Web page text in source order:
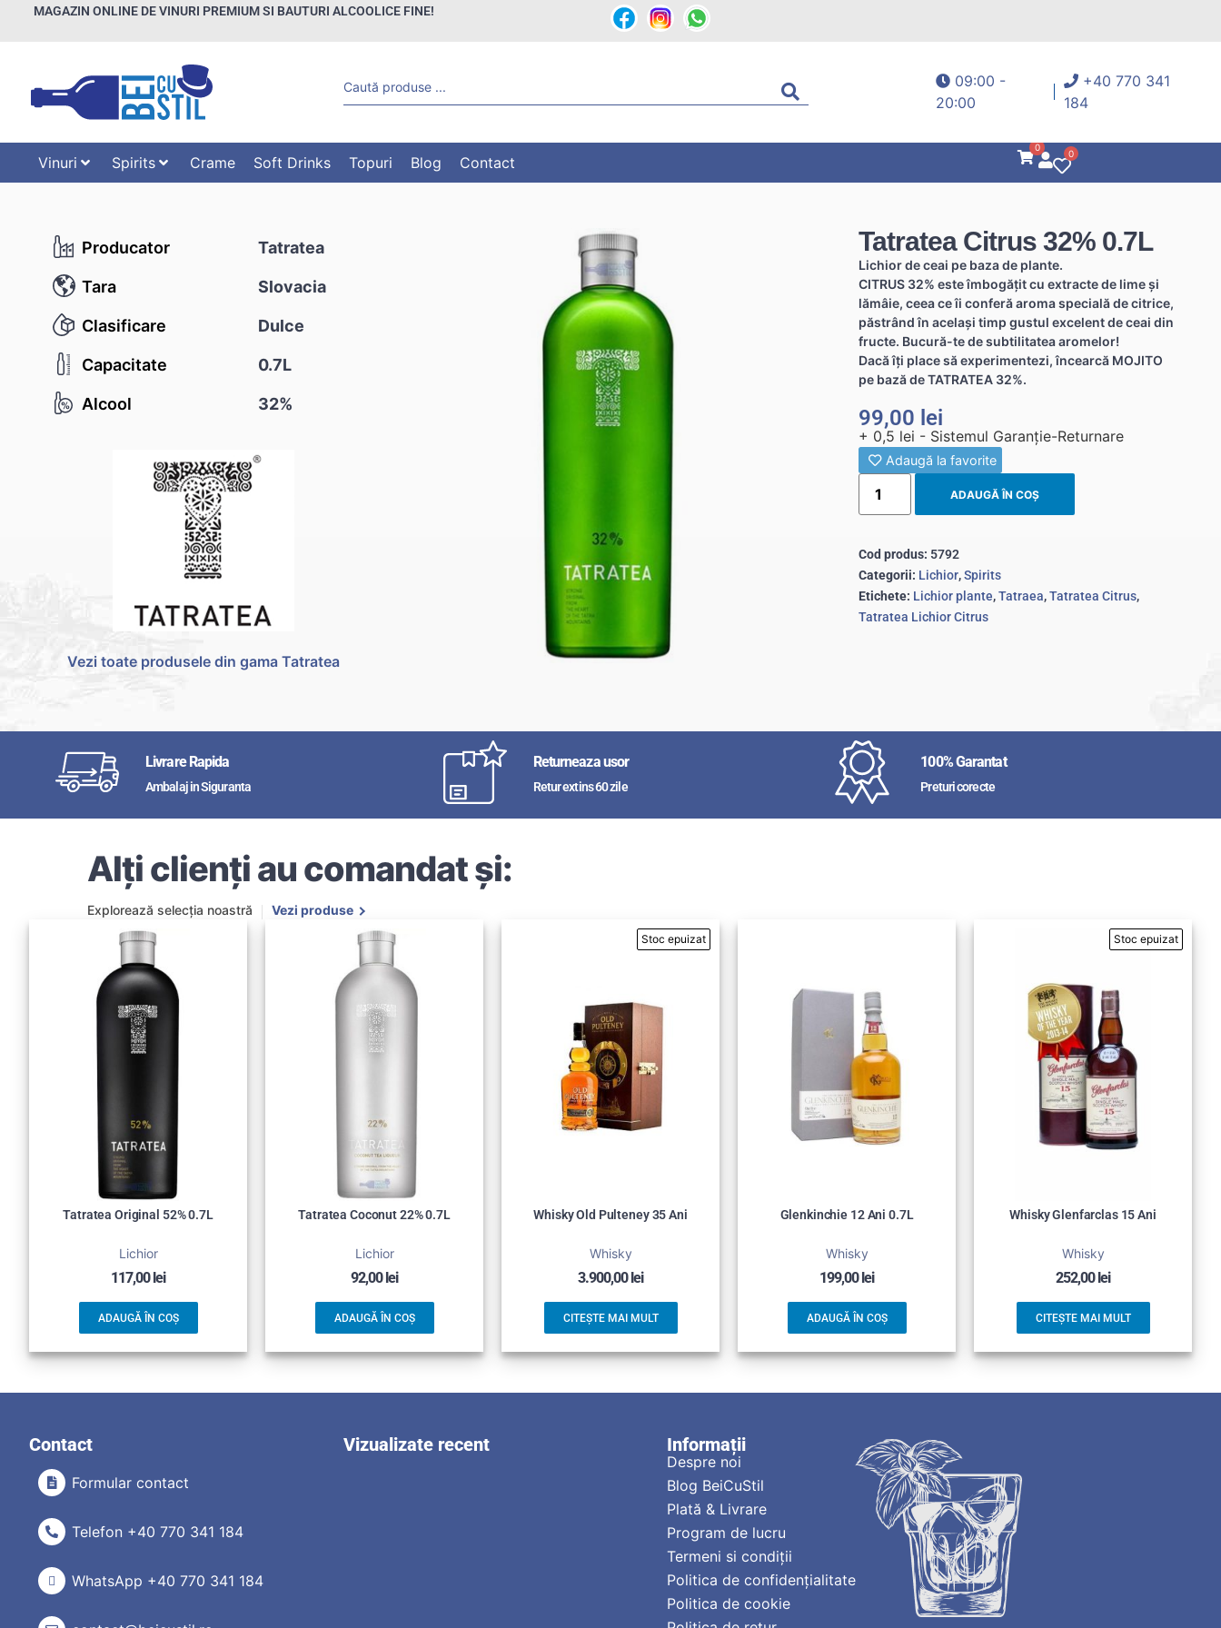
MAGAZIN ONLINE DE VINURI PREMIUM SI BAUTURI ALCOOLICE FINE!
09:00 -
20:00
+40 770 341
184
Vinuri Spirits Crame Soft Drinks Topuri Blog Contact
0
0
Producator Tatratea
Tara Slovacia
Clasificare Dulce
Capacitate 0.7L
Alcool 32%
Vezi toate produsele din gama Tatratea
Tatratea Citrus 32% 0.7L
Lichior de ceai pe baza de plante.
CITRUS 32% este îmbogățit cu extracte de lime și
lămâie, ceea ce îi conferă aroma specială de citrice,
păstrând în același timp gustul excelent de ceai din
fructe. Bucură-te de subtilitatea aromelor!
Dacă îți place să experimentezi, încearcă MOJITO
pe bază de TATRATEA 32%.
99,00 lei
+ 0,5 lei - Sistemul Garanție-Returnare
Adaugă la favorite
ADAUGĂ ÎN COȘ
Cod produs: 5792
Categorii: Lichior,Spirits
Etichete: Lichior plante,Tatraea,Tatratea Citrus,
Tatratea Lichior Citrus
Livrare Rapida
Ambalaj in Siguranta
Returneaza usor
Retur extins 60 zile
100% Garantat
Preturi corecte
Alți clienți au comandat și:
Explorează selecția noastră Vezi produse
Tatratea Original 52% 0.7L
Lichior
117,00lei
ADAUGĂ ÎN COȘ
Tatratea Coconut 22% 0.7L
Lichior
92,00lei
ADAUGĂ ÎN COȘ
Whisky Old Pulteney 35 Ani
Whisky
3.900,00lei
CITEȘTE MAI MULT
Glenkinchie 12 Ani 0.7L
Whisky
199,00lei
ADAUGĂ ÎN COȘ
Whisky Glenfarclas 15 Ani
Whisky
252,00lei
CITEȘTE MAI MULT
Contact
Formular contact
Telefon +40 770 341 184
WhatsApp +40 770 341 184
Vizualizate recent Informații
Despre noi
Blog BeiCuStil
Plată & Livrare
Program de lucru
Termeni si condiții
Politica de confidențialitate
Politica de cookie